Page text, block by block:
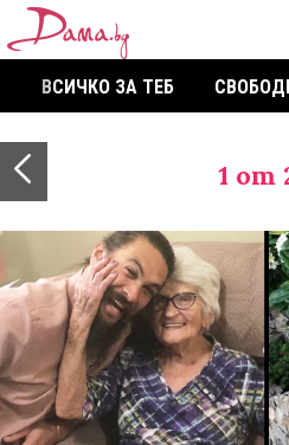
ВСИЧКО ЗА ТЕБ
1 от